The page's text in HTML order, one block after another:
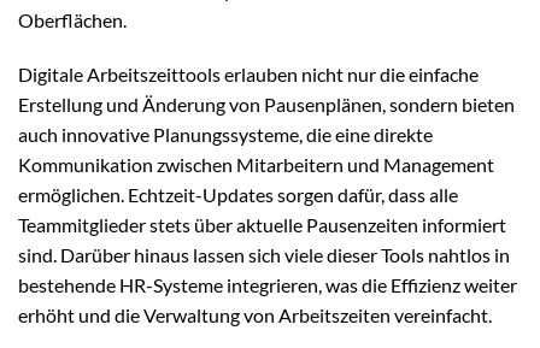
Oberflächen.
Digitale Arbeitszeittools erlauben nicht nur die einfache
Erstellung und Änderung von Pausenplänen, sondern bieten
auch innovative Planungssysteme, die eine direkte
Kommunikation zwischen Mitarbeitern und Management
ermöglichen. Echtzeit-Updates sorgen dafür, dass alle
Teammitglieder stets über aktuelle Pausenzeiten informiert
sind. Darüber hinaus lassen sich viele dieser Tools nahtlos in
bestehende HR-Systeme integrieren, was die Effizienz weiter
erhöht und die Verwaltung von Arbeitszeiten vereinfacht.